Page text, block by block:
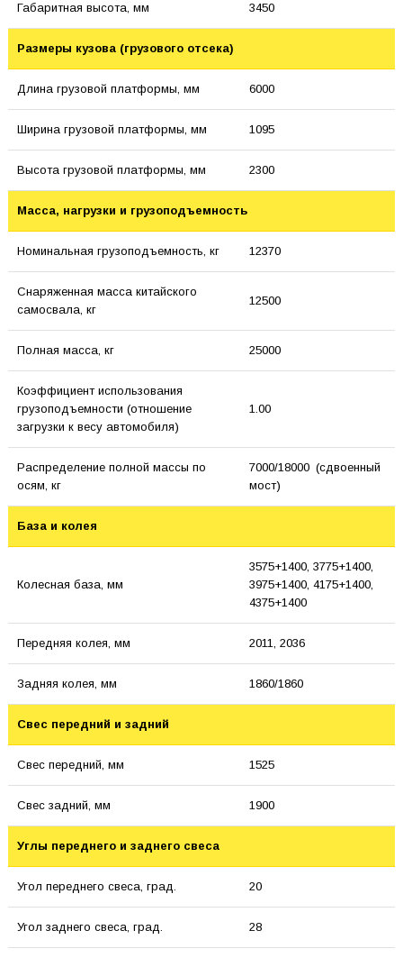
Габаритная высота, мм 3450
Размеры кузова (грузового отсека)
Длина грузовой платформы, мм 6000
Ширина грузовой платформы, мм 1095
Высота грузовой платформы, мм 2300
Масса, нагрузки и грузоподъемность
Номинальная грузоподъемность, кг 12370
Снаряженная масса китайского
самосвала, кг
12500
Полная масса, кг 25000
Коэффициент использования
грузоподъемности (отношение
загрузки к весу автомобиля)
1.00
Распределение полной массы по
осям, кг
7000/18000 (сдвоенный
мост)
База и колея
Колесная база, мм
3575+1400, 3775+1400,
3975+1400, 4175+1400,
4375+1400
Передняя колея, мм 2011, 2036
Задняя колея, мм 1860/1860
Свес передний и задний
Свес передний, мм 1525
Свес задний, мм 1900
Углы переднего и заднего свеса
Угол переднего свеса, град. 20
Угол заднего свеса, град. 28